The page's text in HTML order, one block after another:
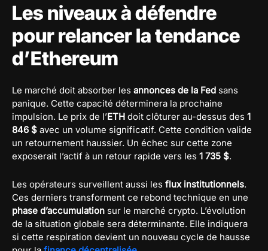
Les niveaux à défendre
pour relancer la tendance
d’Ethereum
Le marché doit absorber les annonces de la Fed sans
panique. Cette capacité déterminera la prochaine
impulsion. Le prix de l’ETH doit clôturer au-dessus des 1
846 $ avec un volume significatif. Cette condition valide
un retournement haussier. Un échec sur cette zone
exposerait l’actif à un retour rapide vers les 1 735 $.
Les opérateurs surveillent aussi les flux institutionnels.
Ces derniers transforment ce rebond technique en une
phase d’accumulation sur le marché crypto. L’évolution
de la situation globale sera déterminante. Elle indiquera
si cette respiration devient un nouveau cycle de hausse